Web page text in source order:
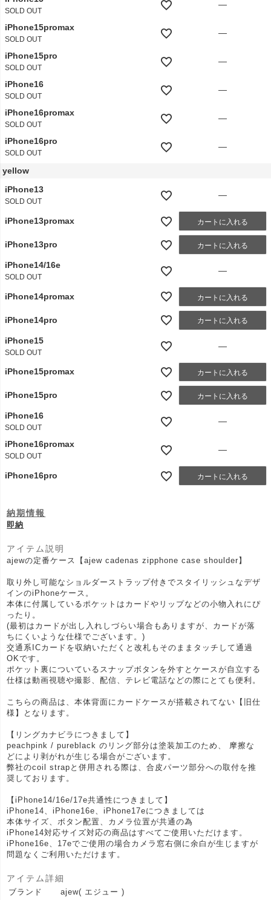
SOLD OUT
—
iPhone15promax
SOLD OUT
—
iPhone15pro
SOLD OUT
—
iPhone16
SOLD OUT
—
iPhone16promax
SOLD OUT
—
iPhone16pro
SOLD OUT
—
yellow
iPhone13
SOLD OUT
—
iPhone13promax カートに入れる
iPhone13pro カートに入れる
iPhone14/16e
SOLD OUT
—
iPhone14promax カートに入れる
iPhone14pro カートに入れる
iPhone15
SOLD OUT
—
iPhone15promax カートに入れる
iPhone15pro カートに入れる
iPhone16
SOLD OUT
—
iPhone16promax
SOLD OUT
—
iPhone16pro カートに入れる
納期情報
即納
アイテム説明
ajewの定番ケース【ajew cadenas zipphone case shoulder】
取り外し可能なショルダーストラップ付きでスタイリッシュなデザ
インのiPhoneケース。
本体に付属しているポケットはカードやリップなどの小物入れにぴ
ったり。
(最初はカードが出し入れしづらい場合もありますが、カードが落
ちにくいような仕様でございます。)
交通系ICカードを収納いただくと改札もそのままタッチして通過
OKです。
ポケット裏についているスナップボタンを外すとケースが自立する
仕様は動画視聴や撮影、配信、テレビ電話などの際にとても便利。
こちらの商品は、本体背面にカードケースが搭載されてない【旧仕
様】となります。
【リングカナビラにつきまして】
peachpink / pureblack のリング部分は塗装加工のため、 摩擦な
どにより剥がれが生じる場合がございます。
弊社のcoil strapと併用される際は、合皮パーツ部分への取付を推
奨しております。
【iPhone14/16e/17e共通性につきまして】
iPhone14、iPhone16e、iPhone17eにつきましては
本体サイズ、ボタン配置、カメラ位置が共通の為
iPhone14対応サイズ対応の商品はすべてご使用いただけます。
iPhone16e、17eでご使用の場合カメラ窓右側に余白が生じますが
問題なくご利用いただけます。
アイテム詳細
ブランド ajew( エジュー )